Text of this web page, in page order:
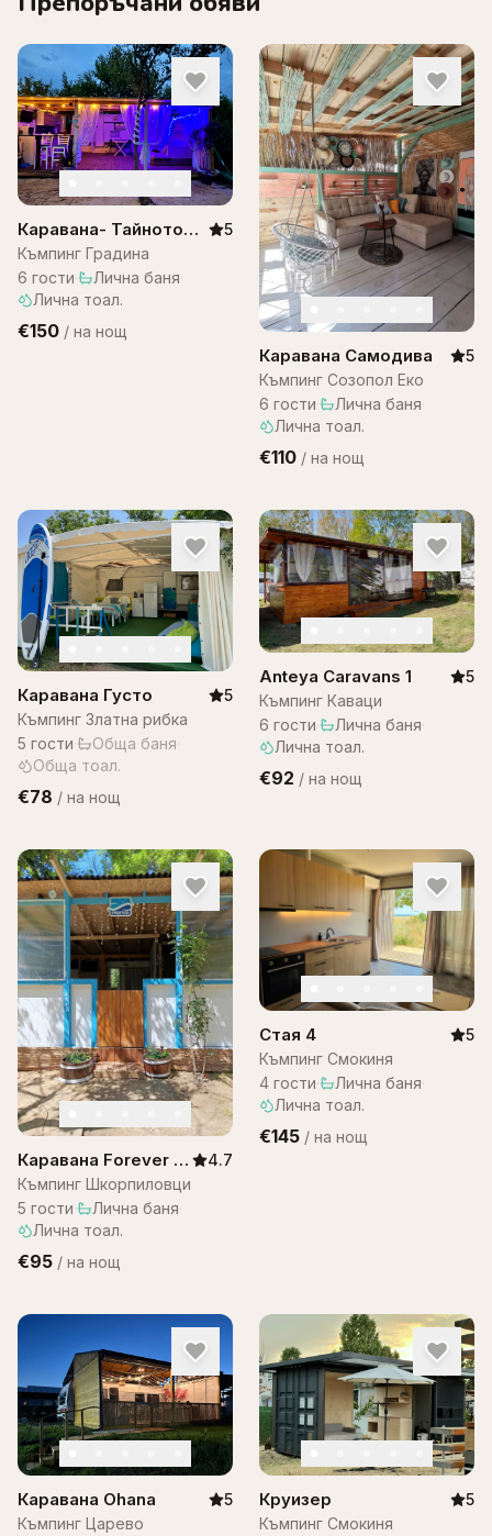
Каравана- Тайното
място, къмпинг
градина
5
Къмпинг Градина
6 гости· Лична баня·
Лична тоал.
€150 / на нощ
Каравана Самодива
5
Къмпинг Созопол Еко
6 гости· Лична баня·
Лична тоал.
€110 / на нощ
Каравана Густо
5
Къмпинг Златна рибка
5 гости· Обща баня·
Обща тоал.
€78 / на нощ
Anteya Caravans 1
5
Къмпинг Каваци
6 гости· Лична баня·
Лична тоал.
€92 / на нощ
Каравана Forever –
Шкорпиловци
4.7
Къмпинг Шкорпиловци
5 гости· Лична баня·
Лична тоал.
€95 / на нощ
Стая 4
5
Къмпинг Смокиня
4 гости· Лична баня·
Лична тоал.
€145 / на нощ
Каравана Ohana
5
Къмпинг Царево
Круизер
5
Къмпинг Смокиня